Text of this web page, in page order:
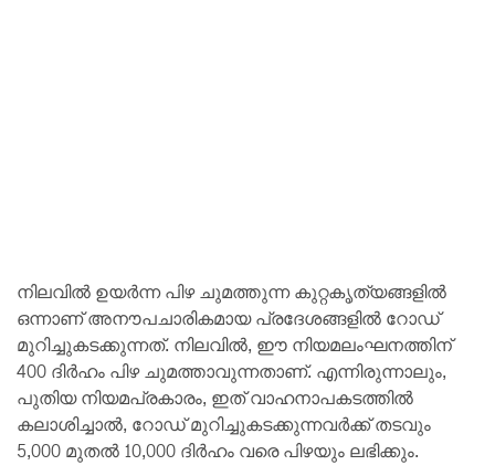
നിലവിൽ ഉയർന്ന പിഴ ചുമത്തുന്ന കുറ്റകൃത്യങ്ങളിൽ
ഒന്നാണ് അനൗപചാരികമായ പ്രദേശങ്ങളിൽ റോഡ്
മുറിച്ചുകടക്കുന്നത്. നിലവിൽ, ഈ നിയമലംഘനത്തിന്
400 ദിർഹം പിഴ ചുമത്താവുന്നതാണ്. എന്നിരുന്നാലും,
പുതിയ നിയമപ്രകാരം, ഇത് വാഹനാപകടത്തിൽ
കലാശിച്ചാൽ, റോഡ് മുറിച്ചുകടക്കുന്നവർക്ക് തടവും
5,000 മുതൽ 10,000 ദിർഹം വരെ പിഴയും ലഭിക്കും.